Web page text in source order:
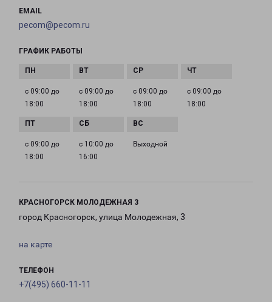
EMAIL
pecom@pecom.ru
ГРАФИК РАБОТЫ
с 09:00 до
18:00
с 09:00 до
18:00
с 09:00 до
18:00
с 09:00 до
18:00
с 09:00 до
18:00
с 10:00 до
16:00
Выходной
КРАСНОГОРСК МОЛОДЕЖНАЯ 3
город Красногорск, улица Молодежная, 3
на карте
ТЕЛЕФОН
+7(495) 660-11-11